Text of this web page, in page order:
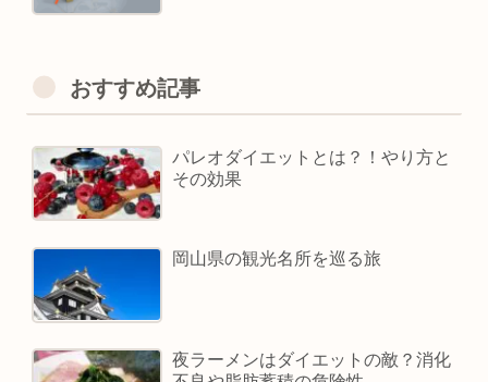
おすすめ記事
パレオダイエットとは？！やり方と
その効果
岡山県の観光名所を巡る旅
夜ラーメンはダイエットの敵？消化